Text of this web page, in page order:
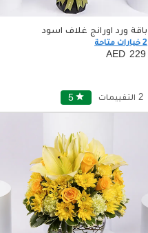
باقة ورد اورانج غلاف اسود
2 خيارات متاحة
229
5 star 2 التقييمات